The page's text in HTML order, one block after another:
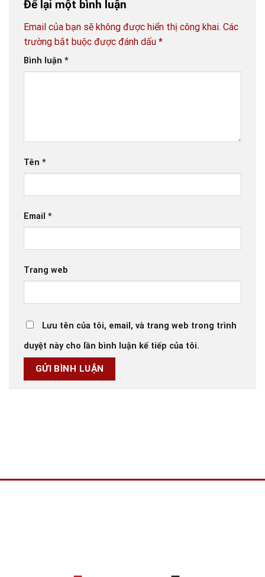
Để lại một bình luận
Email của bạn sẽ không được hiển thị công khai. Các
trường bắt buộc được đánh dấu *
Bình luận *
Tên *
Email *
Trang web
Lưu tên của tôi, email, và trang web trong trình
duyệt này cho lần bình luận kế tiếp của tôi.